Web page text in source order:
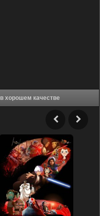
Аниме Крушила Джо (1983) в хорошем качестве